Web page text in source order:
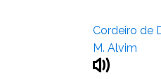
Cordeiro de
M. Alvim